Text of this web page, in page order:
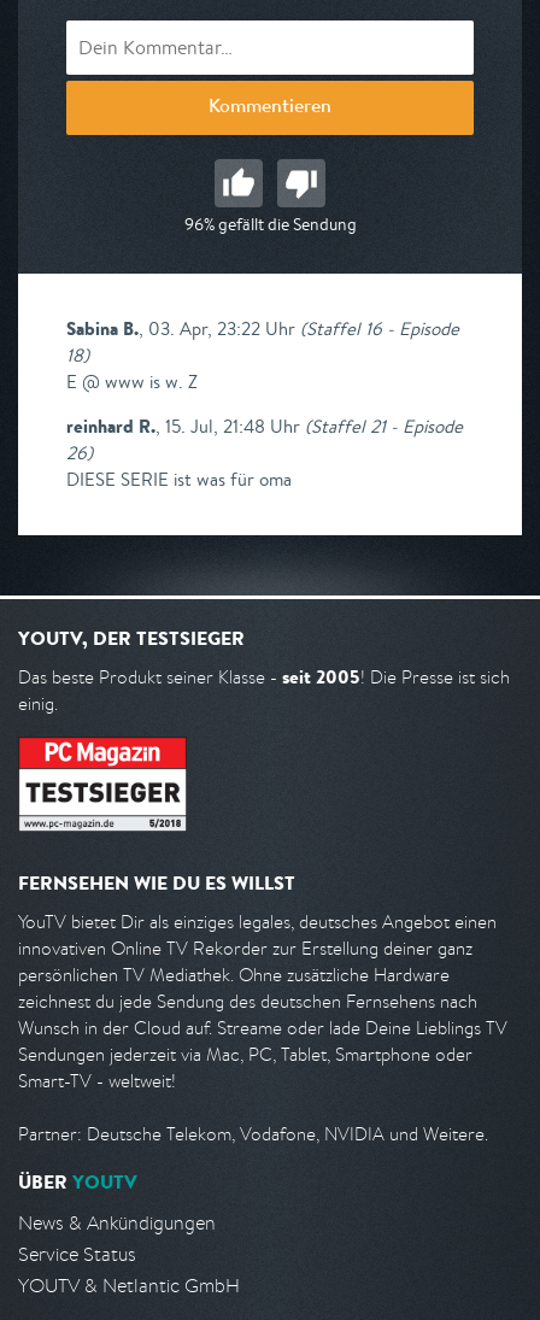
Kommentieren
96% gefällt die Sendung
Sabina B., 03. Apr, 23:22 Uhr (Staffel 16 - Episode
18)
E @ www is w. Z
reinhard R., 15. Jul, 21:48 Uhr (Staffel 21 - Episode
26)
DIESE SERIE ist was für oma
YOUTV, DER TESTSIEGER
Das beste Produkt seiner Klasse - seit 2005! Die Presse ist sich
einig.
FERNSEHEN WIE DU ES WILLST
YouTV bietet Dir als einziges legales, deutsches Angebot einen
innovativen Online TV Rekorder zur Erstellung deiner ganz
persönlichen TV Mediathek. Ohne zusätzliche Hardware
zeichnest du jede Sendung des deutschen Fernsehens nach
Wunsch in der Cloud auf. Streame oder lade Deine Lieblings TV
Sendungen jederzeit via Mac, PC, Tablet, Smartphone oder
Smart-TV - weltweit!
Partner: Deutsche Telekom, Vodafone, NVIDIA und Weitere.
ÜBER YOUTV
News & Ankündigungen
Service Status
YOUTV & Netlantic GmbH